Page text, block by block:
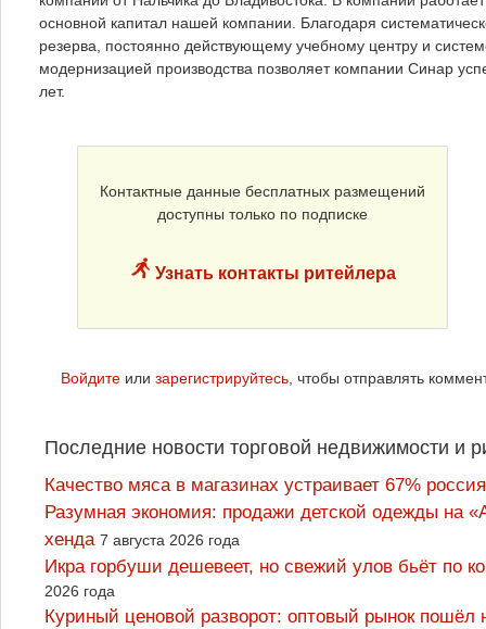
основной капитал нашей компании. Благодаря
резерва, постоянно действующему учебному центру и
модернизацией производства позволяет компании Синар
лет.
Контактные данные бесплатных размещений
доступны только по подписке
Узнать контакты ритейлера
Войдите или зарегистрируйтесь, чтобы отправлять
Последние новости торговой недвижимости и
Качество мяса в магазинах устраивает 67%
Разумная экономия: продажи детской одежды на
хенда 7 августа 2026 года
Икра горбуши дешевеет, но свежий улов бьёт по
2026 года
Куриный ценовой разворот: оптовый рынок